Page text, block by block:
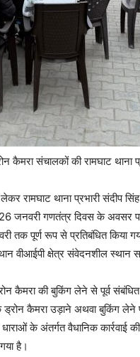
कैमरा संचालकों की रामघाट थाना
रामघाट थाना प्रभारी संदीप
जनवरी गणतंत्र दिवस के अवसर पर
तक पूर्ण रूप से प्रतिबंधित किया
वीआईपी क्षेत्र संवेदनशील
कैमरा की बुकिंग लेने से पूर्व
कैमरा उड़ाने अथवा बुकिंग लेने
के अंतर्गत वैधानिक कार्रवाई
है।